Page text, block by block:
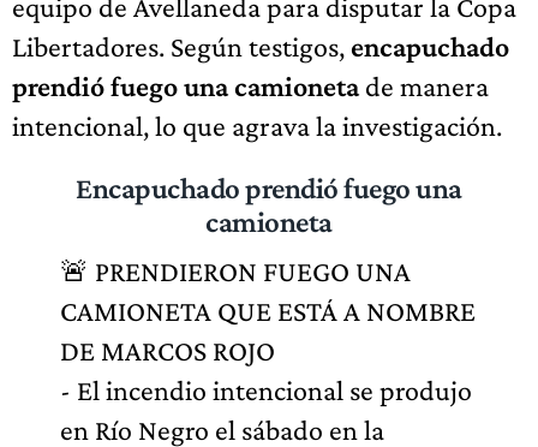
equipo de Avellaneda para disputar la Copa
Libertadores. Según testigos, encapuchado
prendió fuego una camionetade manera
intencional, lo que agrava la investigación.
Encapuchado prendió fuego una
camioneta
🚨 PRENDIERON FUEGO UNA
CAMIONETA QUE ESTÁ A NOMBRE
DE MARCOS ROJO
- El incendio intencional se produjo
en Río Negro el sábado en la